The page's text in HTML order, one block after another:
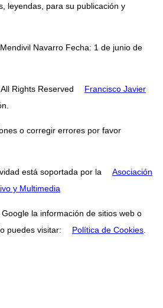
leyendas, para su publicación y
Navarro Fecha: 1 de junio de
Rights Reserved
Francisco Javier
o corregir errores por favor
está soportada por la
Asociación
y Multimedia
la información de sitios web o
puedes visitar:
Política de Cookies